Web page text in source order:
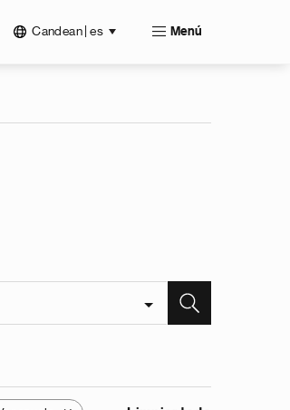
Candean | es Menú